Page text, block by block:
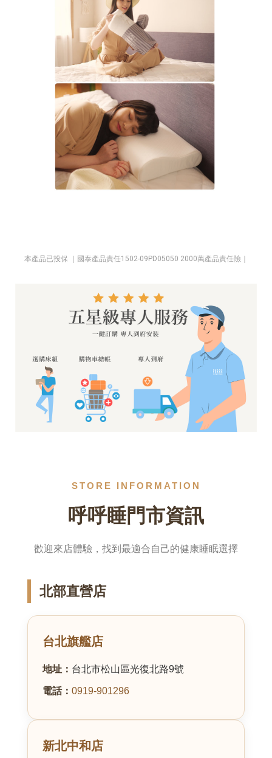
​本產品已投保 ｜國泰產品責任1502-09PD05050 2000萬產品責任險｜
STORE INFORMATION
呼呼睡門市資訊
歡迎來店體驗，找到最適合自己的健康睡眠選擇
北部直營店
台北旗艦店
地址： 台北市松山區光復北路9號
電話： 0919-901296
新北中和店